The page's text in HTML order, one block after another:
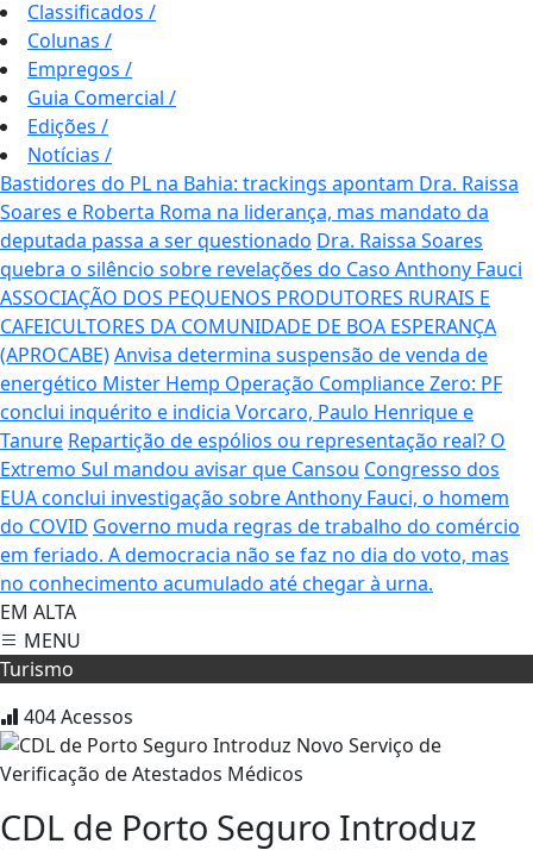
Classificados /
Colunas /
Empregos /
Guia Comercial /
Edições /
Notícias /
Bastidores do PL na Bahia: trackings apontam Dra. Raissa
Soares e Roberta Roma na liderança, mas mandato da
deputada passa a ser questionado Dra. Raissa Soares
quebra o silêncio sobre revelações do Caso Anthony Fauci
ASSOCIAÇÃO DOS PEQUENOS PRODUTORES RURAIS E
CAFEICULTORES DA COMUNIDADE DE BOA ESPERANÇA
(APROCABE)Anvisa determina suspensão de venda de
energético Mister Hemp Operação Compliance Zero: PF
conclui inquérito e indicia Vorcaro, Paulo Henrique e
Tanure Repartição de espólios ou representação real? O
Extremo Sul mandou avisar que Cansou Congresso dos
EUA conclui investigação sobre Anthony Fauci, o homem
do COVID Governo muda regras de trabalho do comércio
em feriado. A democracia não se faz no dia do voto, mas
no conhecimento acumulado até chegar à urna.
EM ALTA
MENU
Turismo
404Acessos
CDL de Porto Seguro Introduz